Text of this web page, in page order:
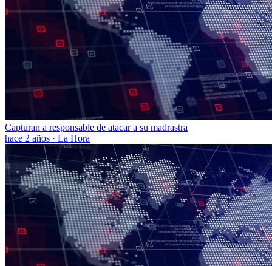
Capturan a responsable de atacar a su madrastra
hace 2 años · La Hora